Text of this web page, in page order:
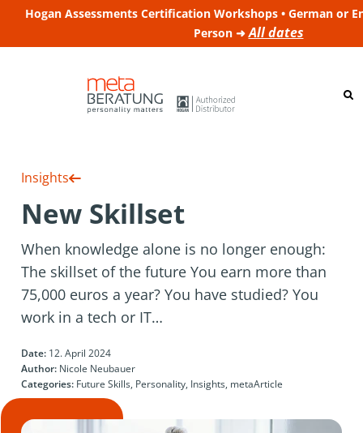
Hogan Assessments Certification Workshops • German or
Person ➜All dates
Insights
New Skillset
When knowledge alone is no longer enough:
The skillset of the future You earn more than
75,000 euros a year? You have studied? You
work in a tech or IT…
Date: 12. April 2024
Author: Nicole Neubauer
Categories: Future Skills, Personality, Insights, metaArticle